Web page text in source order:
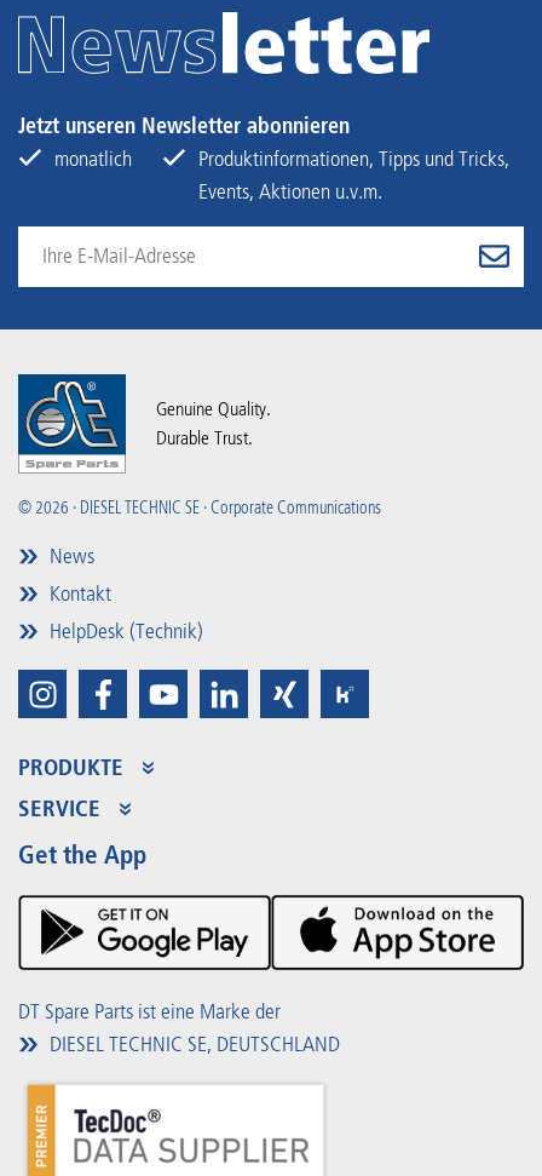
Jetzt unseren Newsletter abonnieren
monatlich
Produktinformationen, Tipps und Tricks,
Events, Aktionen u.v.m.
Genuine Quality.
Durable Trust.
© 2026 · DIESEL TECHNIC SE · Corporate Communications
News
Kontakt
HelpDesk (Technik)
PRODUKTE
Produktsortiment
Partner Portal
Product Promotions
SERVICE
Vorteile
Premium Shop
Events
Downloads
Get the App
DT Spare Parts ist eine Marke der
DIESEL TECHNIC SE, DEUTSCHLAND